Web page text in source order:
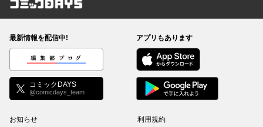
コミックDAYS
最新情報を配信中!
編集部ブログ
コミックDAYS
@comicdays_team
アプリもあります
お知らせ 利用規約